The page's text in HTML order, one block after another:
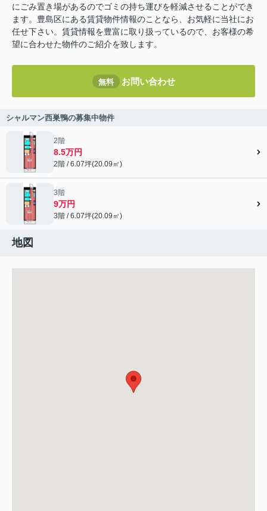
にごみ置き場があるのでゴミの持ち運びを軽減させることができ
ます。豊島区にある賃貸物件情報のことなら、お気軽に当社にお
任せ下さい。賃貸情報を豊富に取り扱っているので、お客様の希
望に合わせた物件のご紹介を致します。
無料 お問い合わせ
シャルマン西巣鴨の募集中物件
2階
8.5万円
2階 / 6.07坪(20.09㎡)
3階
9万円
3階 / 6.07坪(20.09㎡)
地図